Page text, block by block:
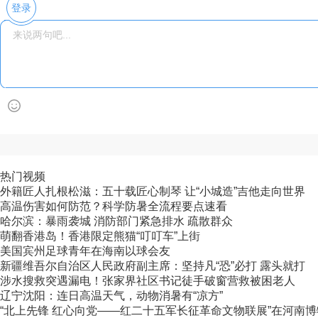
登录
热门视频
外籍匠人扎根松滋：五十载匠心制琴 让“小城造”吉他走向世界
高温伤害如何防范？科学防暑全流程要点速看
哈尔滨：暴雨袭城 消防部门紧急排水 疏散群众
萌翻香港岛！香港限定熊猫“叮叮车”上街
美国宾州足球青年在海南以球会友
新疆维吾尔自治区人民政府副主席：坚持凡“恐”必打 露头就打
涉水搜救突遇漏电！张家界社区书记徒手破窗营救被困老人
辽宁沈阳：连日高温天气，动物消暑有“凉方”
“北上先锋 红心向党——红二十五军长征革命文物联展”在河南